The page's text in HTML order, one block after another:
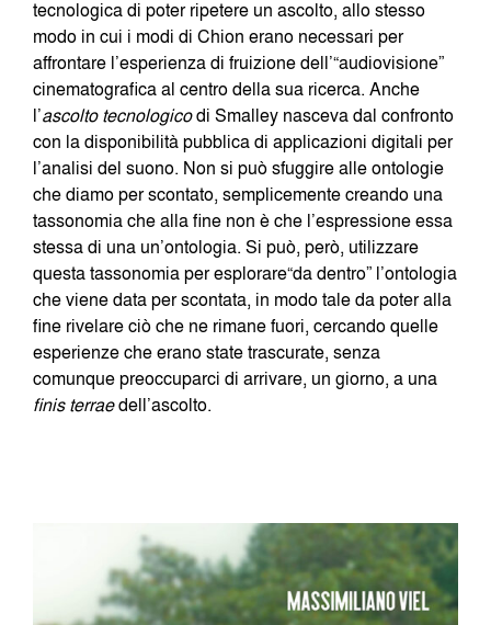
tecnologica di poter ripetere un ascolto, allo stesso
modo in cui i modi di Chion erano necessari per
affrontare l’esperienza di fruizione dell’“audiovisione”
cinematografica al centro della sua ricerca. Anche
l’ascolto tecnologicodi Smalley nasceva dal confronto
con la disponibilità pubblica di applicazioni digitali per
l’analisi del suono. Non si può sfuggire alle ontologie
che diamo per scontato, semplicemente creando una
tassonomia che alla fine non è che l’espressione essa
stessa di una un’ontologia. Si può, però, utilizzare
questa tassonomia per esplorare“da dentro” l’ontologia
che viene data per scontata, in modo tale da poter alla
fine rivelare ciò che ne rimane fuori, cercando quelle
esperienze che erano state trascurate, senza
comunque preoccuparci di arrivare, un giorno, a una
finis terraedell’ascolto.